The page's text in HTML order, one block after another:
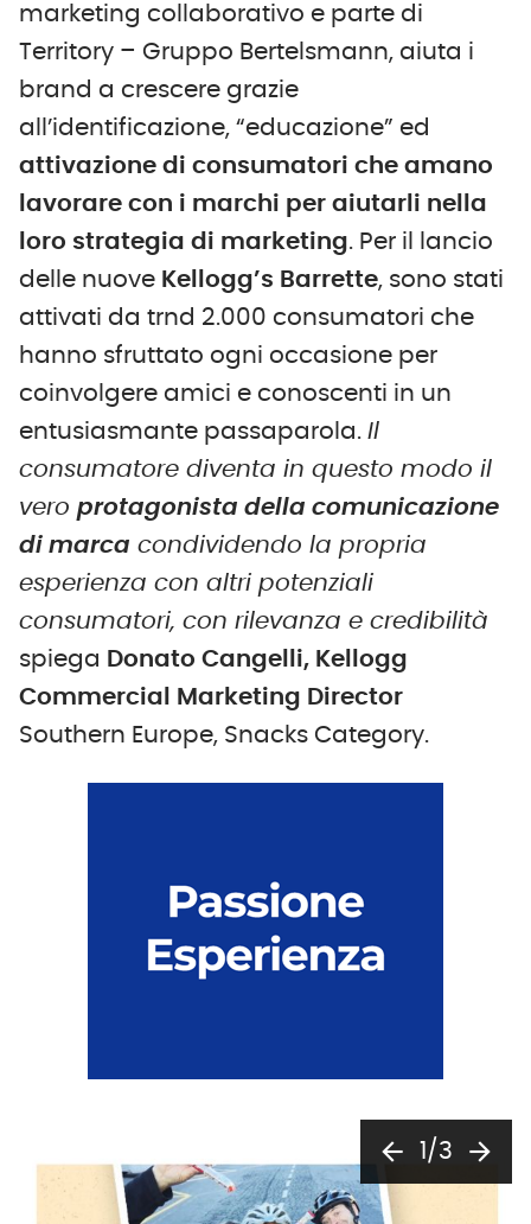
marketing collaborativo e parte di
Territory – Gruppo Bertelsmann, aiuta i
brand a crescere grazie
all’identificazione, “educazione” ed
attivazione di consumatori che amano
lavorare con i marchi per aiutarli nella
loro strategia di marketing. Per il lancio
delle nuove Kellogg’s Barrette, sono stati
attivati da trnd 2.000 consumatori che
hanno sfruttato ogni occasione per
coinvolgere amici e conoscenti in un
entusiasmante passaparola. Il
consumatore diventa in questo modo il
vero protagonista della comunicazione
di marca condividendo la propria
esperienza con altri potenziali
consumatori, con rilevanza e credibilità
spiega Donato Cangelli, Kellogg
Commercial Marketing Director
Southern Europe, Snacks Category.
arrow_back 1/3 arrow_forward